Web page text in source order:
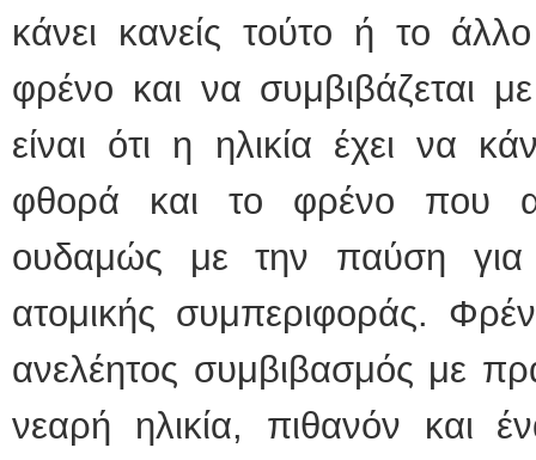
κάνει κανείς τούτο ή το
φρένο και να συμβιβάζεται
είναι ότι η ηλικία έχει να
φθορά και το φρένο που
ουδαμώς με την παύση για
ατομικής συμπεριφοράς.
ανελέητος συμβιβασμός με
νεαρή ηλικία, πιθανόν και